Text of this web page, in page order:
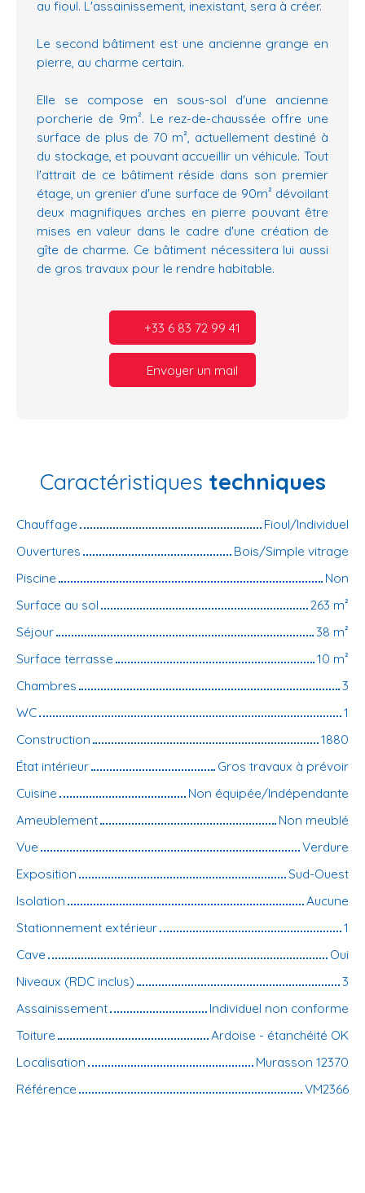
au fioul. L'assainissement, inexistant, sera à créer.
Le second bâtiment est une ancienne grange en
pierre, au charme certain.
Elle se compose en sous-sol d'une ancienne
porcherie de 9m². Le rez-de-chaussée offre une
surface de plus de 70 m², actuellement destiné à
du stockage, et pouvant accueillir un véhicule. Tout
l'attrait de ce bâtiment réside dans son premier
étage, un grenier d'une surface de 90m² dévoilant
deux magnifiques arches en pierre pouvant être
mises en valeur dans le cadre d'une création de
gîte de charme. Ce bâtiment nécessitera lui aussi
de gros travaux pour le rendre habitable.
+33 6 83 72 99 41
Envoyer un mail
Caractéristiques techniques
Chauffage
Fioul/Individuel
Ouvertures
Bois/Simple vitrage
Piscine
Non
Surface au sol
263 m²
Séjour
38 m²
Surface terrasse
10 m²
Chambres
3
WC
1
Construction
1880
État intérieur
Gros travaux à prévoir
Cuisine
Non équipée/Indépendante
Ameublement
Non meublé
Vue
Verdure
Exposition
Sud-Ouest
Isolation
Aucune
Stationnement extérieur
1
Cave
Oui
Niveaux (RDC inclus)
3
Assainissement
Individuel non conforme
Toiture
Ardoise - étanchéité OK
Localisation
Murasson 12370
Référence
VM2366